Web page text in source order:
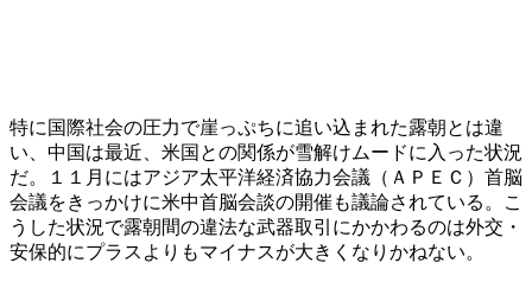
特に国際社会の圧力で崖っぷちに追い込まれた露朝とは違
い、中国は最近、米国との関係が雪解けムードに入った状況
だ。１１月にはアジア太平洋経済協力会議（ＡＰＥＣ）首脳
会議をきっかけに米中首脳会談の開催も議論されている。こ
うした状況で露朝間の違法な武器取引にかかわるのは外交・
安保的にプラスよりもマイナスが大きくなりかねない。